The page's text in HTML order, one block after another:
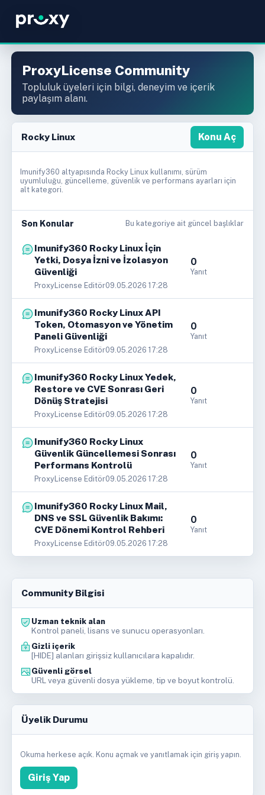
ProxyLicense Community
Topluluk üyeleri için bilgi, deneyim ve içerik
paylaşım alanı.
Rocky Linux Konu Aç
Imunify360 altyapısında Rocky Linux kullanımı, sürüm
uyumluluğu, güncelleme, güvenlik ve performans ayarları için
alt kategori.
Son Konular Bu kategoriye ait güncel başlıklar
Imunify360 Rocky Linux İçin
Yetki, Dosya İzni ve İzolasyon
Güvenliği
ProxyLicense Editör09.05.2026 17:28
0
Yanıt
Imunify360 Rocky Linux API
Token, Otomasyon ve Yönetim
Paneli Güvenliği
ProxyLicense Editör09.05.2026 17:28
0
Yanıt
Imunify360 Rocky Linux Yedek,
Restore ve CVE Sonrası Geri
Dönüş Stratejisi
ProxyLicense Editör09.05.2026 17:28
0
Yanıt
Imunify360 Rocky Linux
Güvenlik Güncellemesi Sonrası
Performans Kontrolü
ProxyLicense Editör09.05.2026 17:28
0
Yanıt
Imunify360 Rocky Linux Mail,
DNS ve SSL Güvenlik Bakımı:
CVE Dönemi Kontrol Rehberi
ProxyLicense Editör09.05.2026 17:28
0
Yanıt
Community Bilgisi
Uzman teknik alan
Kontrol paneli, lisans ve sunucu operasyonları.
Gizli içerik
[HIDE] alanları girişsiz kullanıcılara kapalıdır.
Güvenli görsel
URL veya güvenli dosya yükleme, tip ve boyut kontrolü.
Üyelik Durumu
Okuma herkese açık. Konu açmak ve yanıtlamak için giriş yapın.
Giriş Yap